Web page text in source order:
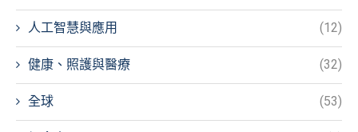
人工智慧與應用 (12)
健康、照護與醫療 (32)
全球 (53)